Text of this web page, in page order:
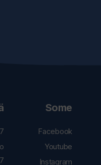
Some
Facebook
Youtube
Instagram